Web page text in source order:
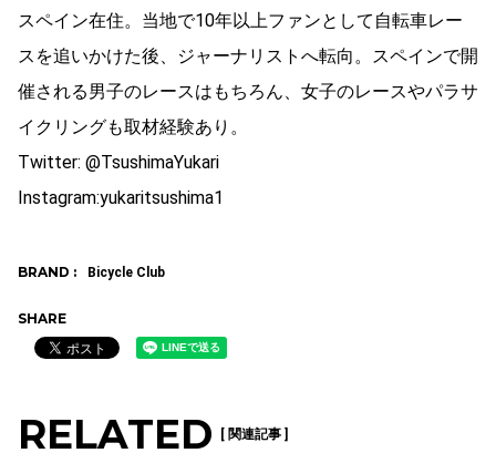
スペイン在住。当地で10年以上ファンとして自転車レー
スを追いかけた後、ジャーナリストへ転向。スペインで開
催される男子のレースはもちろん、女子のレースやパラサ
イクリングも取材経験あり。
Twitter: @TsushimaYukari
Instagram:yukaritsushima1
BRAND : Bicycle Club
SHARE
RELATED [ 関連記事 ]